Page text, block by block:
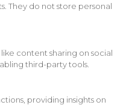
They do not store personal
content sharing on social
third-party tools.
providing insights on